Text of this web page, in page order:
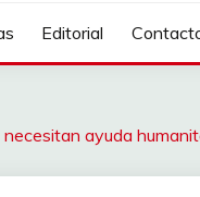
Editorial
ayuda